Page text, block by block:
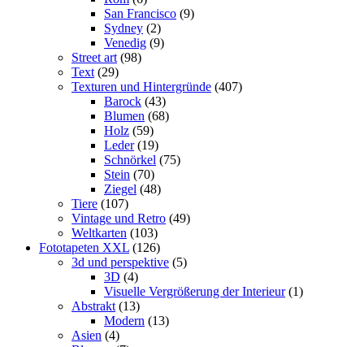
San Francisco (9)
Sydney (2)
Venedig (9)
Street art (98)
Text (29)
Texturen und Hintergründe (407)
Barock (43)
Blumen (68)
Holz (59)
Leder (19)
Schnörkel (75)
Stein (70)
Ziegel (48)
Tiere (107)
Vintage und Retro (49)
Weltkarten (103)
Fototapeten XXL (126)
3d und perspektive (5)
3D (4)
Visuelle Vergrößerung der Interieur (1)
Abstrakt (13)
Modern (13)
Asien (4)